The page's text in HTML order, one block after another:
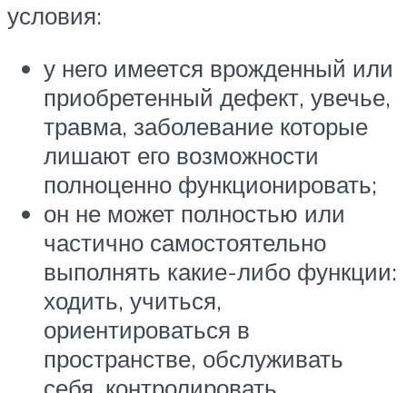
условия:
у него имеется врожденный или
приобретенный дефект, увечье,
травма, заболевание которые
лишают его возможности
полноценно функционировать;
он не может полностью или
частично самостоятельно
выполнять какие-либо функции:
ходить, учиться,
ориентироваться в
пространстве, обслуживать